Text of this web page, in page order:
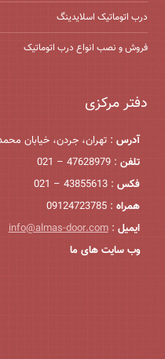
درب اتوماتیک اسلایدینگ
فروش و نصب انواع درب اتوماتیک
دفتر مرکزی
آدرس : تهران، جردن، خیابان محمد
تلفن : 47628979 – 021
فکس : 43855613 – 021
همراه : 09124723785
ایمیل :
info@almas-door.com
وب سایت های ما